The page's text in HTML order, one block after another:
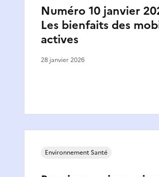
Numéro 10 janvier
Les bienfaits des
actives
28 janvier 2026
Environnement Santé